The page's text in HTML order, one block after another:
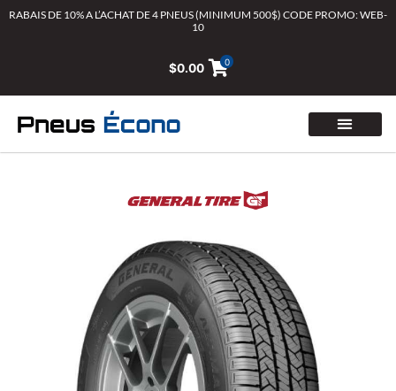
AllerRABAIS DE 10% A L’ACHAT DE 4 PNEUS (MINIMUM 500$) CODE PROMO: WEB-
10
$0.00 0